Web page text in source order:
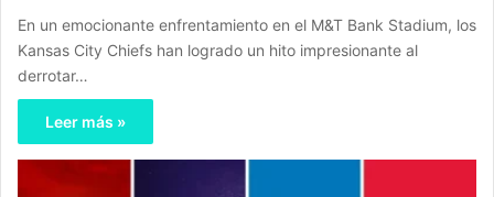
En un emocionante enfrentamiento en el M&T Bank Stadium, los
Kansas City Chiefs han logrado un hito impresionante al
derrotar…
Leer más »